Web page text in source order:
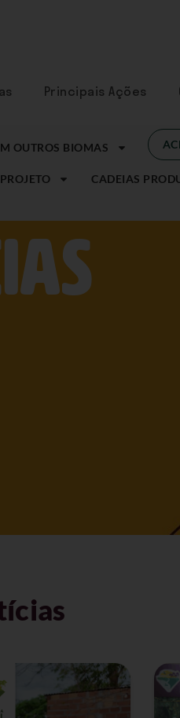
Principais Ações
OUTROS BIOMAS
PROJETO CADEIAS